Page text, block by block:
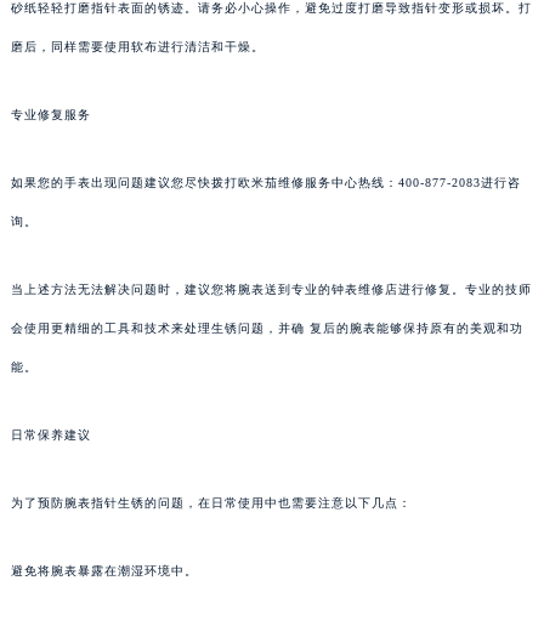
砂纸轻轻打磨指针表面的锈迹。请务必小心操作，避免过度打磨导致指针变形或损坏。打
磨后，同样需要使用软布进行清洁和干燥。
专业修复服务
如果您的手表出现问题建议您尽快拨打欧米茄维修服务中心热线：400-877-2083进行咨
询。
当上述方法无法解决问题时，建议您将腕表送到专业的钟表维修店进行修复。专业的技师
会使用更精细的工具和技术来处理生锈问题，并确 复后的腕表能够保持原有的美观和功
能。
日常保养建议
为了预防腕表指针生锈的问题，在日常使用中也需要注意以下几点：
避免将腕表暴露在潮湿环境中。